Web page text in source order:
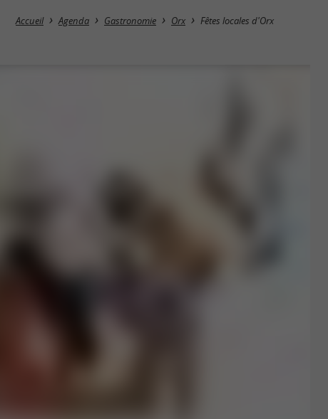
Accueil Agenda Gastronomie Orx Fêtes locales d'Orx